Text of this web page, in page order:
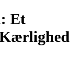
Et
Kærlighed